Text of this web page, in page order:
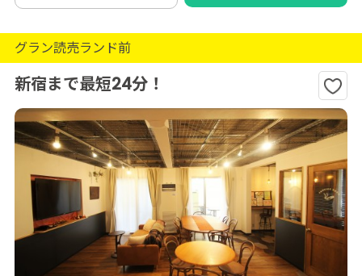
グラン読売ランド前
新宿まで最短24分！